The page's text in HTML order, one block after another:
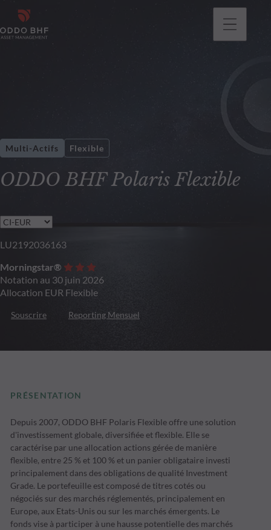
ODDO BHF Polaris Flexible
Multi-Actifs Flexible
LU2192036163
Morningstar®
Notation au 30 juin 2026
Allocation EUR Flexible
Souscrire Reporting Mensuel
PRÉSENTATION
Depuis 2007, ODDO BHF Polaris Flexible offre une solution
d'investissement globale, diversifiée et flexible. Elle se
caractérise par une allocation actions gérée de manière
flexible, entre 25 % et 100 % et un panier obligataire investi
principalement dans des obligations de qualité Investment
Grade. Le portefeuille est composé de titres cotés ou
négociés sur des marchés réglementés, principalement en
Europe, aux Etats-Unis ou sur les marchés émergents. Le
fonds vise à participer à une hausse potentielle des marchés